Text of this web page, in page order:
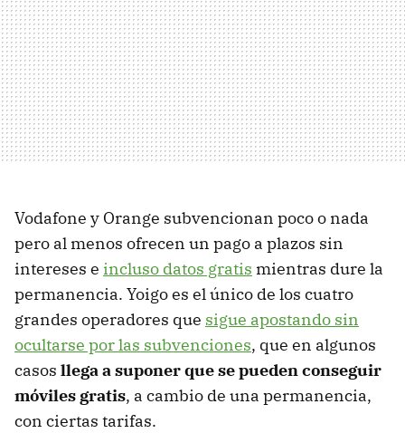
Vodafone y Orange subvencionan poco o nada
pero al menos ofrecen un pago a plazos sin
intereses e incluso datos gratis mientras dure la
permanencia. Yoigo es el único de los cuatro
grandes operadores que sigue apostando sin
ocultarse por las subvenciones, que en algunos
casos llega a suponer que se pueden conseguir
móviles gratis, a cambio de una permanencia,
con ciertas tarifas.